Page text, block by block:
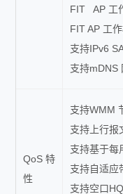
FIT AP 工
FIT AP 工
支持IPv6
支持mDNS
QoS 特
性
支持WMM
支持上行报
支持基于每
支持自适应
支持空口